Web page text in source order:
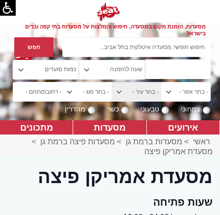
מסעדות, הזמנת מקום במסעדה, חיפוש והמלצות על מסעדות בתי קפה וברים
בישראל
צמחוני טבעוני כשר מהדרין
אירועים מסעדות מתכונים
ראשי > מסעדות ברמת גן > מסעדות פיצה ברמת גן >
מסעדת אמריקן פיצה
מסעדת אמריקן פיצה
שעות פתיחה